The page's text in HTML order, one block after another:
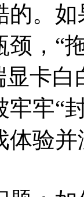
。
颈，“
显卡
牢“
体验